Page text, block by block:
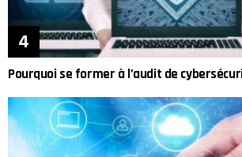
Pourquoi se former à l’audit de